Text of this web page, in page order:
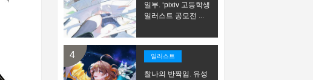
일부. ‘pixiv 고등학생
일러스트 공모전 ...
일러스트
찰나의 반짝임. 유성